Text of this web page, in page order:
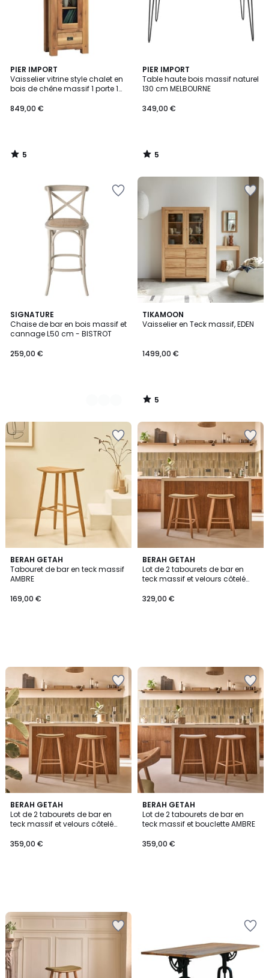
PIER IMPORT
Vaisselier vitrine style chalet en
bois de chêne massif 1 porte 1
849,00 €
5
/
5
5
/
PIER IMPORT
Table haute bois massif naturel
130 cm MELBOURNE
349,00 €
5
/
5
5
/
SIGNATURE
Chaise de bar en bois massif et
cannage L50 cm - BISTROT
259,00 €
2
Couleurs
TIKAMOON
Vaisselier en Teck massif, EDEN
1499,00 €
5
/
5
/
BERAH GETAH
Tabouret de bar en teck massif
AMBRE
169,00 €
BERAH GETAH
Lot de 2 tabourets de bar en
teck massif et velours côtelé
329,00 €
BERAH GETAH
Lot de 2 tabourets de bar en
teck massif et velours côtelé
359,00 €
BERAH GETAH
Lot de 2 tabourets de bar en
teck massif et bouclette AMBRE
359,00 €